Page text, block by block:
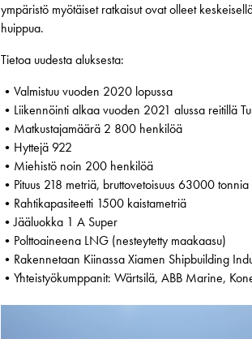
ympäristö myötäiset ratkaisut ovat olleet
huippua.
Tietoa uudesta aluksesta:
•Valmistuu vuoden 2020 lopussa
•Liikennöinti alkaa vuoden 2021 alussa reitillä
•Matkustajamäärä 2 800 henkilöä
•Hyttejä 922
•Miehistö noin 200 henkilöä
•Pituus 218 metriä, bruttovetoisuus 63000 tonnia
•Rahtikapasiteetti 1500 kaistametriä
•Jääluokka 1 A Super
•Polttoaineena LNG (nesteytetty maakaasu)
•Rakennetaan Kiinassa Xiamen Shipbuilding
•Yhteistyökumppanit: Wärtsilä, ABB Marine,